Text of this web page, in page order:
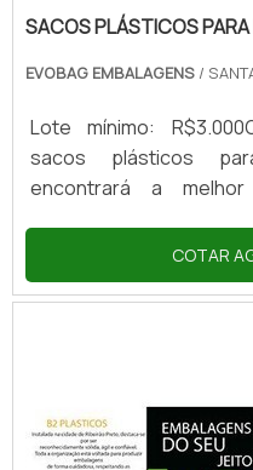
SACOS PLÁSTICOS
EVOBAG EMBALAGENS /
Lote mínimo:
sacos plásticos
encontrará a
especialista do
sofisticação, qualidade
só lugar.UM POUCO
hospitalar em uma
qualificada, chega até a
A...
COTAR